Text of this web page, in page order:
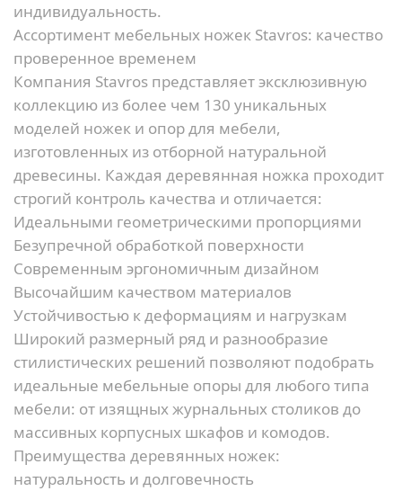
индивидуальность.
Ассортимент мебельных ножек Stavros: качество
проверенное временем
Компания Stavros представляет эксклюзивную
коллекцию из более чем 130 уникальных
моделей ножек и опор для мебели,
изготовленных из отборной натуральной
древесины. Каждая деревянная ножка проходит
строгий контроль качества и отличается:
Идеальными геометрическими пропорциями
Безупречной обработкой поверхности
Современным эргономичным дизайном
Высочайшим качеством материалов
Устойчивостью к деформациям и нагрузкам
Широкий размерный ряд и разнообразие
стилистических решений позволяют подобрать
идеальные мебельные опоры для любого типа
мебели: от изящных журнальных столиков до
массивных корпусных шкафов и комодов.
Преимущества деревянных ножек:
натуральность и долговечность